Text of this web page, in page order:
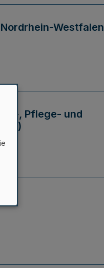
Westfalen
, Pflege- und